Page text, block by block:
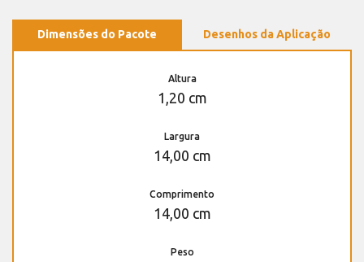
Dimensões do Pacote Desenhos da Aplicação
Altura
1,20 cm
Largura
14,00 cm
Comprimento
14,00 cm
Peso